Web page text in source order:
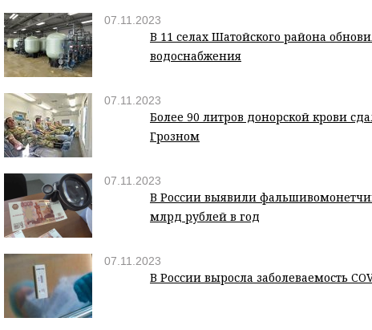
07.11.2023
В 11 селах Шатойского района
водоснабжения
07.11.2023
Более 90 литров донорской крови
Грозном
07.11.2023
В России выявили
млрд рублей в год
07.11.2023
В России выросла заболеваемость